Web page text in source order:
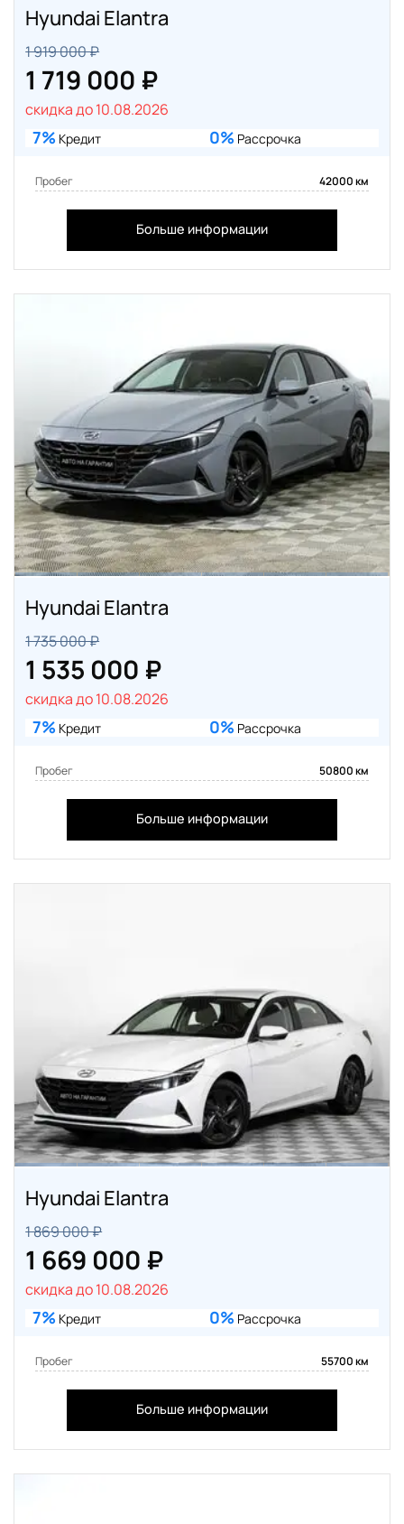
Hyundai Elantra
1 919 000 ₽
1 719 000 ₽
скидка до 10.08.2026
7% Кредит 0% Рассрочка
Пробег 42000 км
Больше информации
Hyundai Elantra
1 735 000 ₽
1 535 000 ₽
скидка до 10.08.2026
7% Кредит 0% Рассрочка
Пробег 50800 км
Больше информации
Hyundai Elantra
1 869 000 ₽
1 669 000 ₽
скидка до 10.08.2026
7% Кредит 0% Рассрочка
Пробег 55700 км
Больше информации